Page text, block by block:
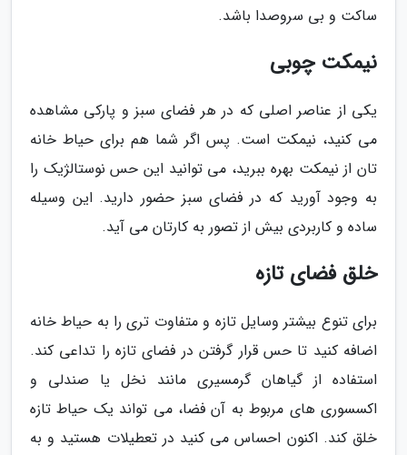
ساکت و بی سروصدا باشد.
نیمکت چوبی
یکی از عناصر اصلی که در هر فضای سبز و پارکی مشاهده
می کنید، نیمکت است. پس اگر شما هم برای حیاط خانه
تان از نیمکت بهره ببرید، می توانید این حس نوستالژیک را
به وجود آورید که در فضای سبز حضور دارید. این وسیله
ساده و کاربردی بیش از تصور به کارتان می آید.
خلق فضای تازه
برای تنوع بیشتر وسایل تازه و متفاوت تری را به حیاط خانه
اضافه کنید تا حس قرار گرفتن در فضای تازه را تداعی کند.
استفاده از گیاهان گرمسیری مانند نخل یا صندلی و
اکسسوری های مربوط به آن فضا، می تواند یک حیاط تازه
خلق کند. اکنون احساس می کنید در تعطیلات هستید و به